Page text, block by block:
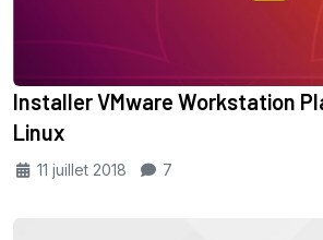
Installer VMware Workstation
Linux
11 juillet 2018 7